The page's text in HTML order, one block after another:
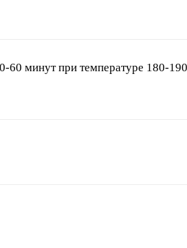
60 минут при температуре 180-